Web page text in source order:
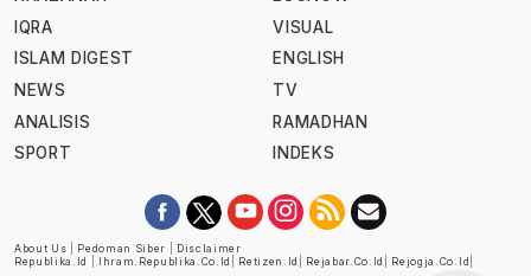
IQRA
ISLAM DIGEST
NEWS
ANALISIS
SPORT
VISUAL
ENGLISH
TV
RAMADHAN
INDEKS
About Us Pedoman Siber
Disclaimer
Republika.id
Ihram.republika.co.id Retizen.id Rejabar.co.id Rejogja.co.id